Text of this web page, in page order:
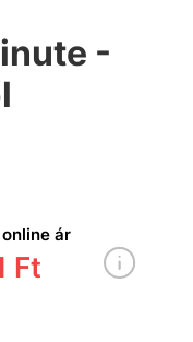
-
ár
Ft